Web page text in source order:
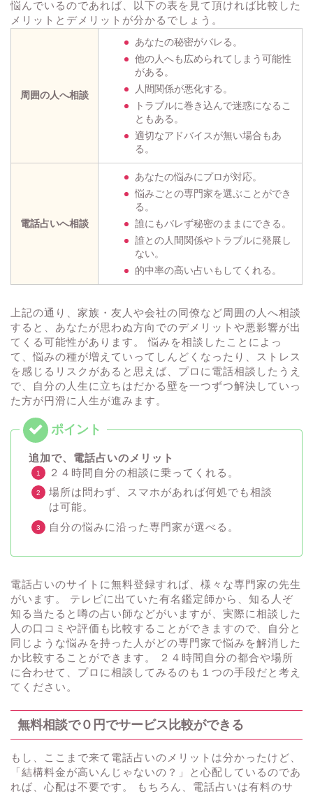
悩んでいるのであれば、以下の表を見て頂ければ比較した
メリットとデメリットが分かるでしょう。
周囲の人へ相談
あなたの秘密がバレる。
他の人へも広められてしまう可能性
がある。
人間関係が悪化する。
トラブルに巻き込んで迷惑になるこ
ともある。
適切なアドバイスが無い場合もあ
る。
電話占いへ相談
あなたの悩みにプロが対応。
悩みごとの専門家を選ぶことができ
る。
誰にもバレず秘密のままにできる。
誰との人間関係やトラブルに発展し
ない。
的中率の高い占いもしてくれる。
上記の通り、家族・友人や会社の同僚など周囲の人へ相談
すると、あなたが思わぬ方向でのデメリットや悪影響が出
てくる可能性があります。 悩みを相談したことによっ
て、悩みの種が増えていってしんどくなったり、ストレス
を感じるリスクがあると思えば、プロに電話相談したうえ
で、自分の人生に立ちはだかる壁を一つずつ解決していっ
た方が円滑に人生が進みます。
追加で、電話占いのメリット
２４時間自分の相談に乗ってくれる。
場所は問わず、スマホがあれば何処でも相談
は可能。
自分の悩みに沿った専門家が選べる。
電話占いのサイトに無料登録すれば、様々な専門家の先生
がいます。 テレビに出ていた有名鑑定師から、知る人ぞ
知る当たると噂の占い師などがいますが、実際に相談した
人の口コミや評価も比較することができますので、自分と
同じような悩みを持った人がどの専門家で悩みを解消した
か比較することができます。 ２４時間自分の都合や場所
に合わせて、プロに相談してみるのも１つの手段だと考え
てください。
無料相談で０円でサービス比較ができる
もし、ここまで来て電話占いのメリットは分かったけど、
「結構料金が高いんじゃないの？」と心配しているのであ
れば、心配は不要です。 もちろん、電話占いは有料のサ